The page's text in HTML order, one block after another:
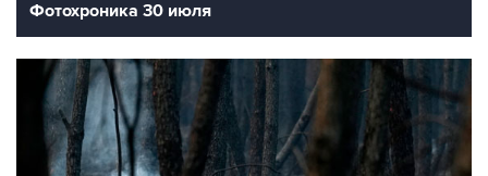
Фотохроника 30 июля